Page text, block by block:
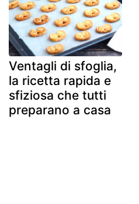
Ventagli di sfoglia,
la ricetta rapida e
sfiziosa che tutti
preparano a casa